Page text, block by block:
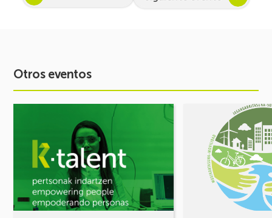
Otros eventos
STEAM
2027:
Despertando
vocación
MOVILIDAD
¡Comparte